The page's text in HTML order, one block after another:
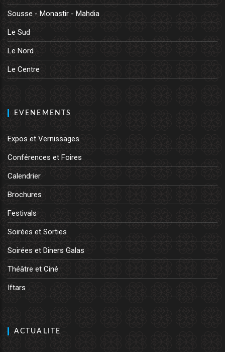
Sousse - Monastir - Mahdia
Le Sud
Le Nord
Le Centre
EVENEMENTS
Expos et Vernissages
Conférences et Foires
Calendrier
Brochures
Festivals
Soirées et Sorties
Soirées et Diners Galas
Théâtre et Ciné
Iftars
ACTUALITE